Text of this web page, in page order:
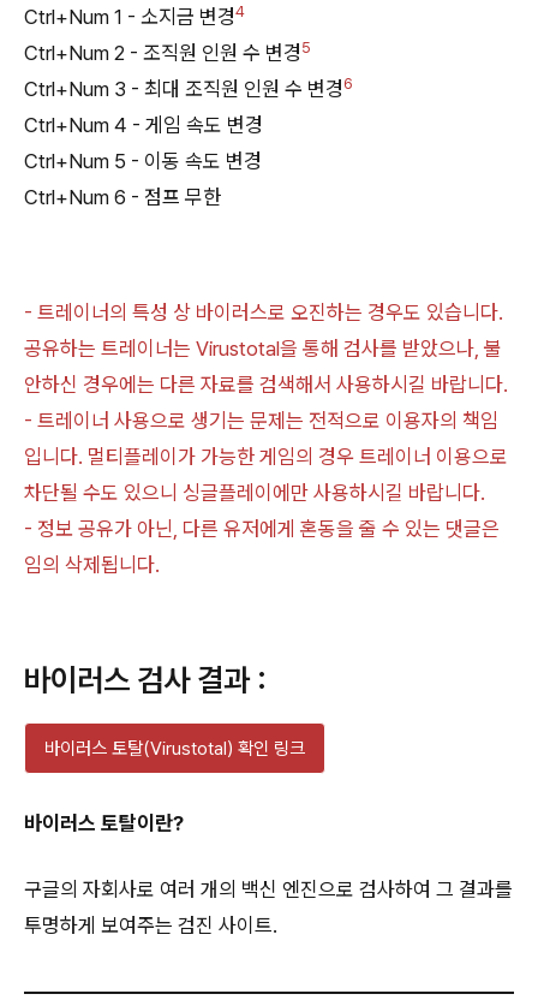
Ctrl+Num 1 - 소지금 변경4
Ctrl+Num 2 - 조직원 인원 수 변경 5
Ctrl+Num 3 - 최대 조직원 인원 수 변경 6
Ctrl+Num 4 - 게임 속도 변경
Ctrl+Num 5 - 이동 속도 변경
Ctrl+Num 6 - 점프 무한
- 트레이너의 특성 상 바이러스로 오진하는 경우도 있습니다.
공유하는 트레이너는 Virustotal을 통해 검사를 받았으나, 불
안하신 경우에는 다른 자료를 검색해서 사용하시길 바랍니다.
- 트레이너 사용으로 생기는 문제는 전적으로 이용자의 책임
입니다. 멀티플레이가 가능한 게임의 경우 트레이너 이용으로
차단될 수도 있으니 싱글플레이에만 사용하시길 바랍니다.
- 정보 공유가 아닌, 다른 유저에게 혼동을 줄 수 있는 댓글은
임의 삭제됩니다.
바이러스 검사 결과 :
바이러스 토탈(Virustotal) 확인 링크
바이러스 토탈이란?
구글의 자회사로 여러 개의 백신 엔진으로 검사하여 그 결과를
투명하게 보여주는 검진 사이트.